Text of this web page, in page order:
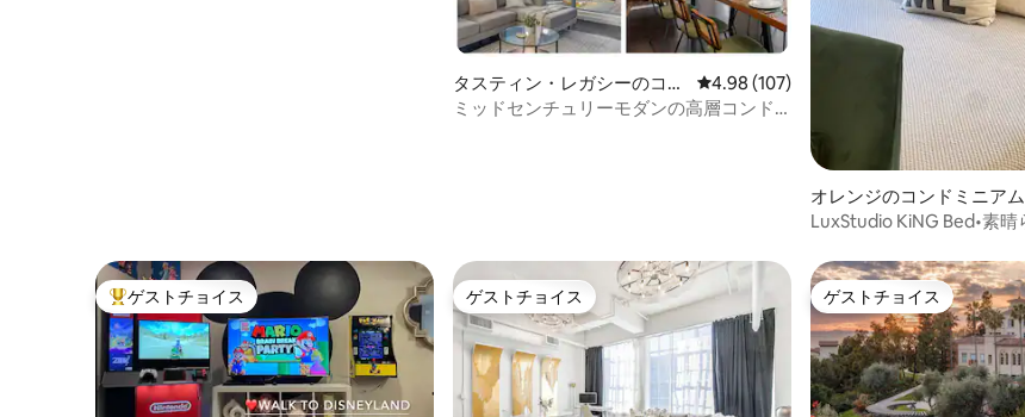
タスティン・レガシーのコン
ドミニアム
レビュー107件、5つ星中4.98つ星の平均
4.98 (107)
ミッドセンチュリーモダンの高層コンド
オレンジのコンドミニアム
LuxStudio KiNG Bed•素晴
大好評のゲストチョイスです。
ゲストチョイス ゲストチョイス
ゲストチョイス ゲストチョイス
ゲストチョイス